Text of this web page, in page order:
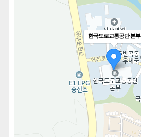
한국도로교통공단 본부